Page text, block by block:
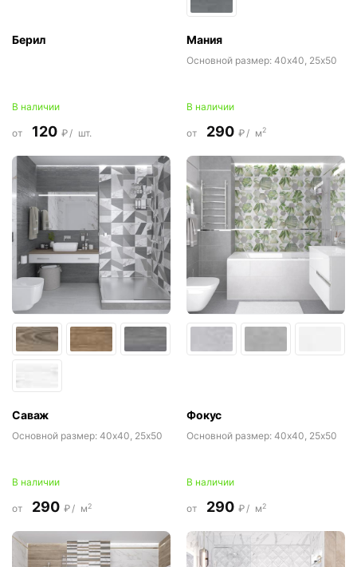
Берил
В наличии
от 120 ₽/ шт.
Мания
Основной размер: 40x40, 25x50
В наличии
от 290 ₽/ м2
Саваж
Основной размер: 40x40, 25x50
В наличии
от 290 ₽/ м2
Фокус
Основной размер: 40x40, 25x50
В наличии
от 290 ₽/ м2